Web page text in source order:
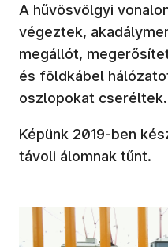
A hűvösvölgyi
végeztek,
megállót,
és földkábel
oszlopokat cseréltek.
Képünk 2019-ben
távoli álomnak tűnt.